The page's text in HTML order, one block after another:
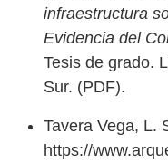
infraestructura
Evidencia del
Tesis de grado.
Sur. (PDF).
Tavera Vega, L.
https://